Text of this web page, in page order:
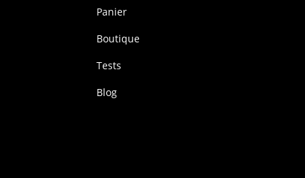
Panier
Boutique
Tests
Blog